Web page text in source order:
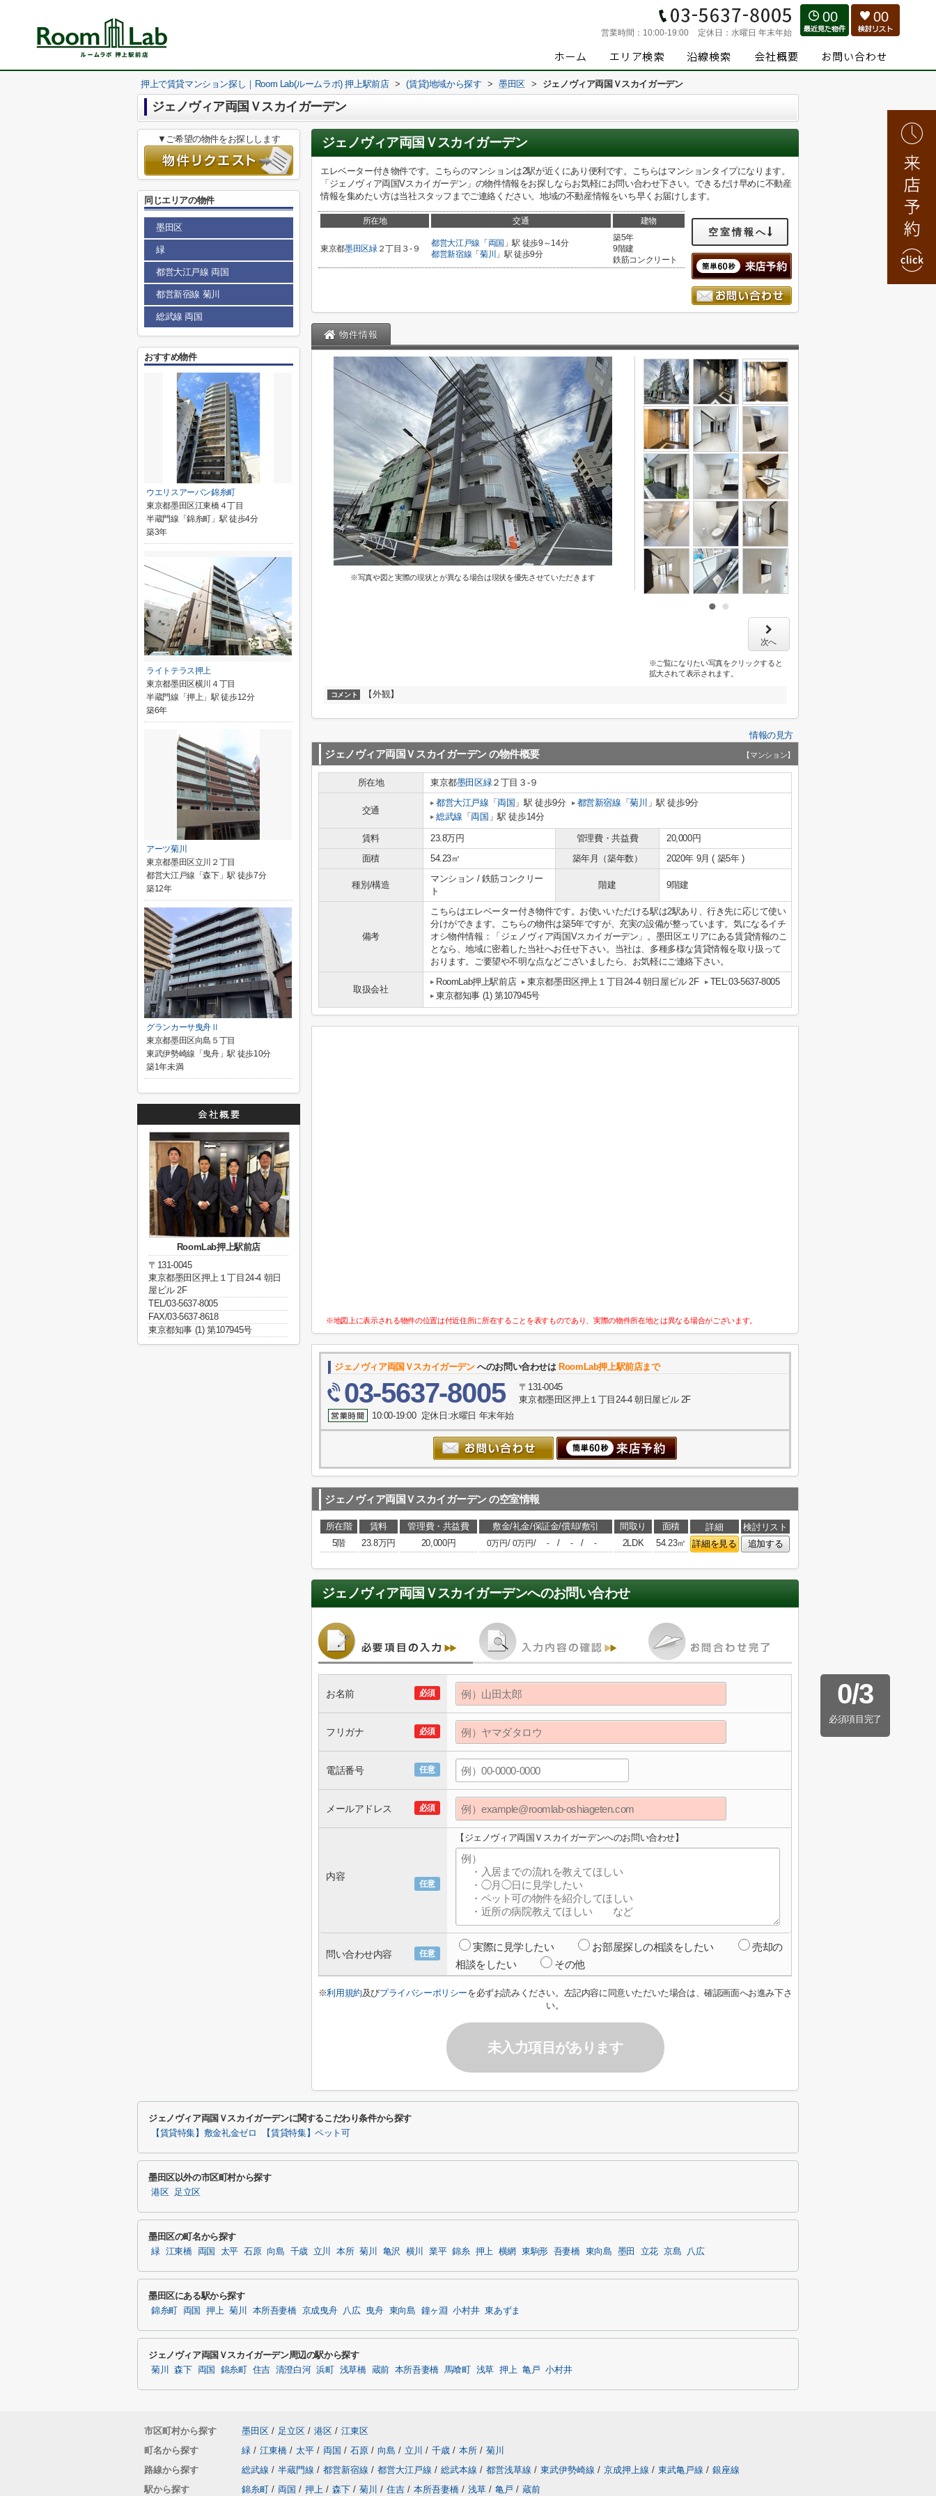
営業時間： 10:00-19:00 定休日： 水曜日 年末年始
00 00
押上で賃貸マンション探し｜Room Lab(ルームラボ) 押上駅前店 > (賃貸)地域から探す > 墨田区 > ジェノヴィア両国Ｖスカイガーデン
ジェノヴィア両国Ｖスカイガーデン
ジェノヴィア両国Ｖスカイガーデン
エレベーター付き物件です。こちらのマンションは2駅が近くにあり便利です。こちらはマンションタイプになります。
「ジェノヴィア両国Vスカイガーデン」の物件情報をお探しならお気軽にお問い合わせ下さい。できるだけ早めに不動産
情報を集めたい方は当社スタッフまでご連絡ください。地域の不動産情報をいち早くお届けします。
所在地 交通 建物
東京都墨田区緑２丁目３-９
都営大江戸線 「 両国 」駅 徒歩9～14分
都営新宿線 「 菊川 」駅 徒歩9分
築5年
9階建
鉄筋コンクリート
空室情報へ
物件情報
※写真や図と実際の現状とが異なる場合は現状を優先させていただきます
次へ
※ご覧になりたい写真をクリックすると
拡大されて表示されます。
コメント 【外観】
情報の見方
ジェノヴィア両国Ｖスカイガーデンの物件概要 【マンション】
所在地 東京都墨田区緑２丁目３-９
交通
都営大江戸線 「両国 」駅 徒歩9分 都営新宿線 「菊川 」駅 徒歩9分
総武線 「両国 」駅 徒歩14分
賃料 23.8万円 管理費・共益費
20,000円
面積
54.23㎡ 築年月（築年数） 2020年 9月 ( 築5年 )
種別/構造
マンション / 鉄筋コンクリー
ト
階建 9階建
備考
こちらはエレベーター付き物件です。お使いいただける駅は2駅あり、行き先に応じて使い
分けができます。こちらの物件は築5年ですが、充実の設備が整っています。気になるイチ
オシ物件情報：「ジェノヴィア両国Vスカイガーデン」。墨田区エリアにある賃貸情報のこ
となら、地域に密着した当社へお任せ下さい。当社は、多種多様な賃貸情報を取り扱って
おります。ご要望や不明な点などございましたら、お気軽にご連絡下さい。
取扱会社
RoomLab押上駅前店 東京都墨田区押上１丁目24-4 朝日屋ビル 2F
TEL:03-5637-8005
東京都知事 (1) 第107945号
※地図上に表示される物件の位置は付近住所に所在することを表すものであり、実際の物件所在地とは異なる場合がございます。
ジェノヴィア両国Ｖスカイガーデンへのお問い合わせは RoomLab押上駅前店まで
03-5637-8005
〒131-0045
東京都墨田区押上１丁目24-4 朝日屋ビル 2F
10:00-19:00 定休日:水曜日 年末年始
ジェノヴィア両国Ｖスカイガーデンの空室情報
所在階 賃料 管理費・共益費 敷金/礼金/保証金/償却/敷引 間取り 面積 詳細
検討リスト
5階
23.8万円 20,000円 0万円/ 0万円/ - / - / - 2LDK 54.23㎡ 詳細を見る 追加する
ジェノヴィア両国Ｖスカイガーデンへのお問い合わせ
0/3
必須項目完了
必須
お名前
必須
フリガナ
任意
電話番号
必須
メールアドレス
任意
内容
【ジェノヴィア両国Ｖスカイガーデンへのお問い合わせ】
任意
問い合わせ内容
実際に見学したい お部屋探しの相談をしたい
売却の
相談をしたい
その他
※利用規約及びプライバシーポリシーを必ずお読みください。左記内容に同意いただいた場合は、確認画面へお進み下さ
い。
未入力項目があります
▼ご希望の物件をお探しします
同じエリアの物件
墨田区
緑
都営大江戸線 両国
都営新宿線 菊川
総武線 両国
おすすめ物件
ウエリスアーバン錦糸町
東京都墨田区江東橋４丁目
半蔵門線「錦糸町」駅 徒歩4分
築3年
ライトテラス押上
東京都墨田区横川４丁目
半蔵門線「押上」駅 徒歩12分
築6年
アーツ菊川
東京都墨田区立川２丁目
都営大江戸線「森下」駅 徒歩7分
築12年
グランカーサ曳舟Ⅱ
東京都墨田区向島５丁目
東武伊勢崎線「曳舟」駅 徒歩10分
築1年未満
RoomLab押上駅前店
〒131-0045
東京都墨田区押上１丁目24-4 朝日
屋ビル 2F
TEL/03-5637-8005
FAX/03-5637-8618
東京都知事 (1) 第107945号
ジェノヴィア両国Ｖスカイガーデンに関するこだわり条件から探す
【賃貸特集】敷金礼金ゼロ 【賃貸特集】ペット可
墨田区以外の市区町村から探す
港区 足立区
墨田区の町名から探す
緑 江東橋 両国 太平 石原 向島 千歳 立川 本所 菊川 亀沢 横川 業平 錦糸 押上 横網 東駒形 吾妻橋 東向島 墨田 立花 京島 八広
墨田区にある駅から探す
錦糸町 両国 押上 菊川 本所吾妻橋 京成曳舟 八広 曳舟 東向島 鐘ヶ淵 小村井 東あずま
ジェノヴィア両国Ｖスカイガーデン周辺の駅から探す
菊川 森下 両国 錦糸町 住吉 清澄白河 浜町 浅草橋 蔵前 本所吾妻橋 馬喰町 浅草 押上 亀戸 小村井
市区町村から探す 墨田区 / 足立区 / 港区 / 江東区
町名から探す
緑 / 江東橋 / 太平 / 両国 / 石原 / 向島 / 立川 / 千歳 / 本所 / 菊川
路線から探す
総武線 / 半蔵門線 / 都営新宿線 / 都営大江戸線 / 総武本線 / 都営浅草線 / 東武伊勢崎線 / 京成押上線 / 東武亀戸線 / 銀座線
駅から探す
錦糸町 / 両国 / 押上 / 森下 / 菊川 / 住吉 / 本所吾妻橋 / 浅草 / 亀戸 / 蔵前